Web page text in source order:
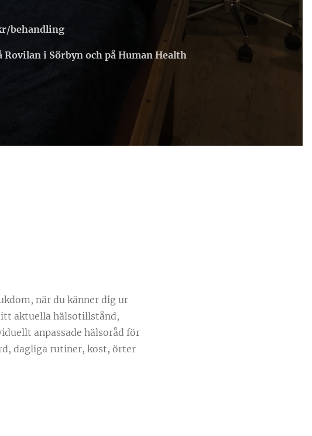
behandling
i Sörbyn och på Human Health
när du känner dig ur
aktuella hälsotillstånd,
anpassade hälsoråd för
dagliga rutiner, kost, örter